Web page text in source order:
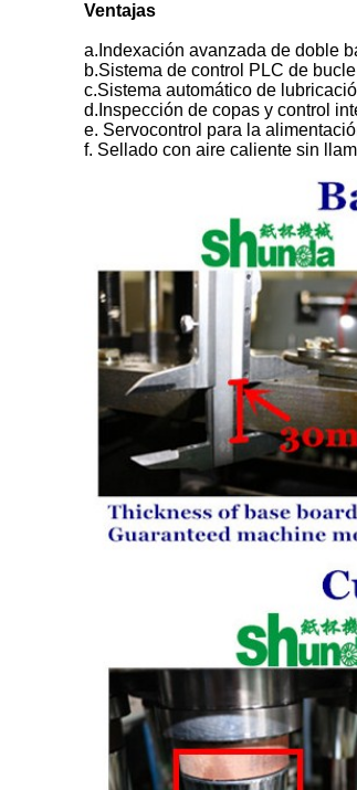
Ventajas
a.Indexación avanzada de doble
b.Sistema de control PLC de
c.Sistema automático de
d.Inspección de copas y control
e. Servocontrol para la
f. Sellado con aire caliente sin